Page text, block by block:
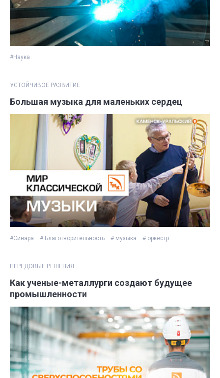
#Наука
УСТОЙЧИВОЕ РАЗВИТИЕ
Большая музыка для маленьких сердец
#Синара # Благотворительность # музыка # оркестр
ПЕРЕДОВЫЕ РЕШЕНИЯ
Как ученые-металлурги создают будущее
промышленности